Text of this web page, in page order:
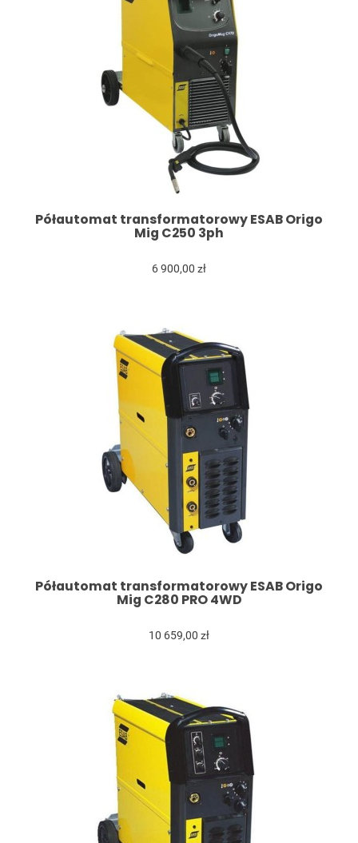
Półautomat transformatorowy ESAB Origo
Mig C250 3ph
6 900,00 zł
Półautomat transformatorowy ESAB Origo
Mig C280 PRO 4WD
10 659,00 zł